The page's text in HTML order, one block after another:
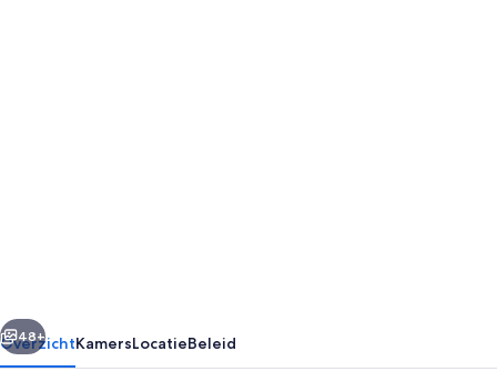
Volgende
48+
OverzichtKamersLocatieBeleid